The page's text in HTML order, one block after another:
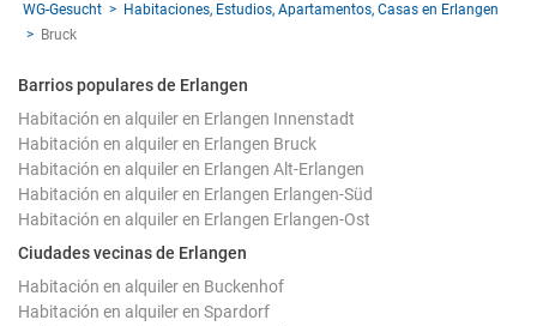
WG-Gesucht
Habitaciones, Estudios, Apartamentos, Casas en Erlangen
Bruck
Barrios populares de Erlangen
Habitación en alquiler en Erlangen Innenstadt
Habitación en alquiler en Erlangen Bruck
Habitación en alquiler en Erlangen Alt-Erlangen
Habitación en alquiler en Erlangen Erlangen-Süd
Habitación en alquiler en Erlangen Erlangen-Ost
Ciudades vecinas de Erlangen
Habitación en alquiler en Buckenhof
Habitación en alquiler en Spardorf